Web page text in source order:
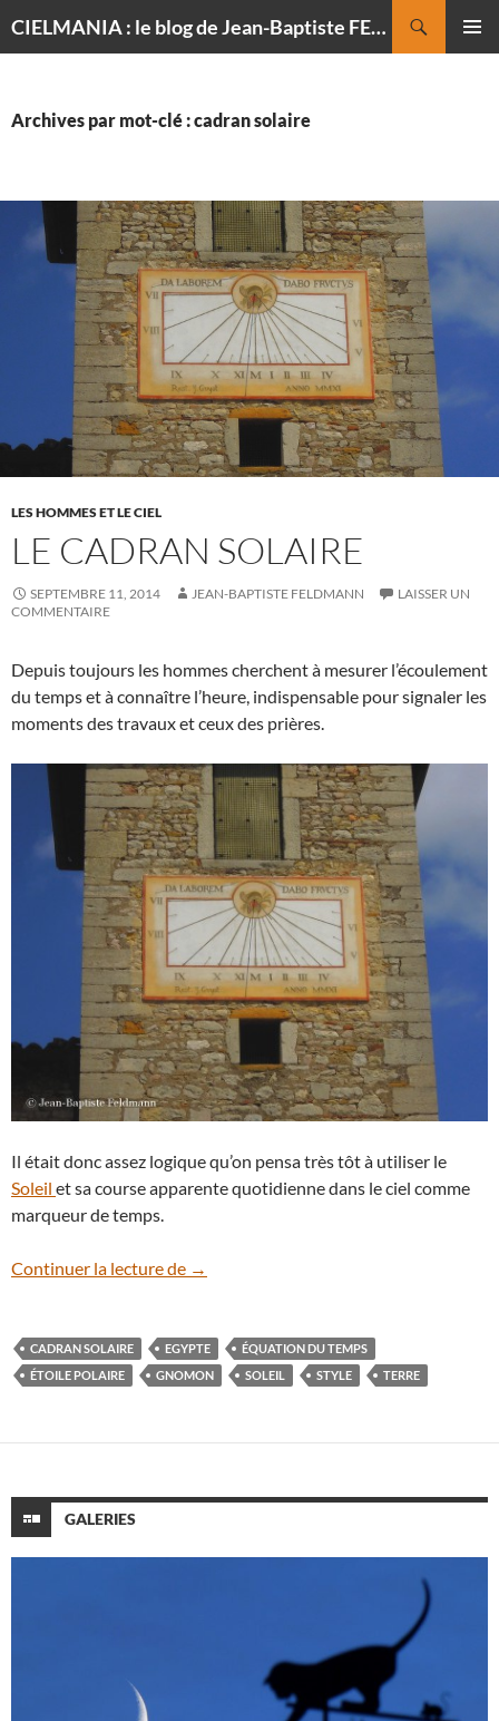
CIELMANIA : le blog de Jean-Baptiste FELDMANN, photographe du ciel
Archives par mot-clé : cadran solaire
LES HOMMES ET LE CIEL
LE CADRAN SOLAIRE
SEPTEMBRE 11, 2014 JEAN-BAPTISTE FELDMANN
LAISSER UN
COMMENTAIRE
Depuis toujours les hommes cherchent à mesurer l’écoulement
du temps et à connaître l’heure, indispensable pour signaler les
moments des travaux et ceux des prières.
Il était donc assez logique qu’on pensa très tôt à utiliser le
Soleil et sa course apparente quotidienne dans le ciel comme
marqueur de temps.
Continuer la lecture de Le cadran solaire
→
CADRAN SOLAIRE EGYPTE
ÉQUATION DU TEMPS
ÉTOILE POLAIRE
GNOMON SOLEIL STYLE TERRE
GALERIES